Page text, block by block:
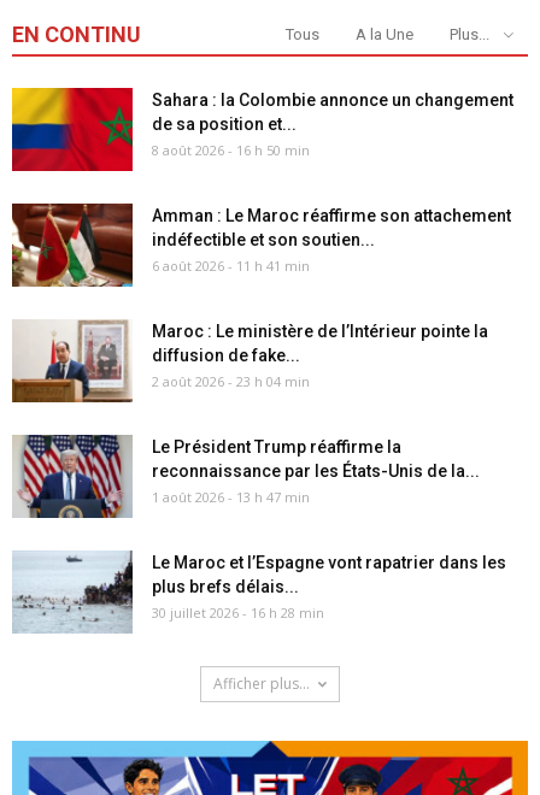
EN CONTINU Tous A la Une Plus...
Sahara : la Colombie annonce un changement
de sa position et...
8 août 2026 - 16 h 50 min
Amman : Le Maroc réaffirme son attachement
indéfectible et son soutien...
6 août 2026 - 11 h 41 min
Maroc : Le ministère de l’Intérieur pointe la
diffusion de fake...
2 août 2026 - 23 h 04 min
Le Président Trump réaffirme la
reconnaissance par les États-Unis de la...
1 août 2026 - 13 h 47 min
Le Maroc et l’Espagne vont rapatrier dans les
plus brefs délais...
30 juillet 2026 - 16 h 28 min
Afficher plus...